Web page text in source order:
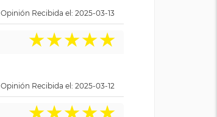
Opinión Recibida el: 2025-03-13
★★★★★
Opinión Recibida el: 2025-03-12
★★★★★